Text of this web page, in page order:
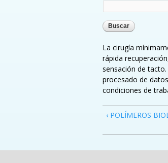
La cirugía
rápida
sensación de
procesado de
condiciones de
‹ POLÍMEROS